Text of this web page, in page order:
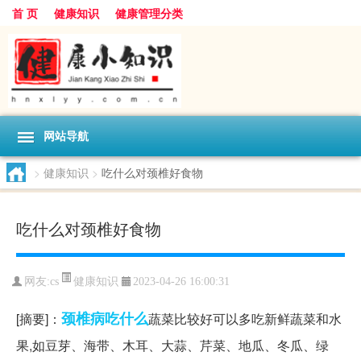
首 页 健康知识 健康管理分类
网站导航
> 健康知识 > 吃什么对颈椎好食物
吃什么对颈椎好食物
网友:cs 健康知识 2023-04-26 16:00:31
[摘要]： 颈椎病吃什么蔬菜比较好可以多吃新鲜蔬菜和水
果,如豆芽、海带、木耳、大蒜、芹菜、地瓜、冬瓜、绿